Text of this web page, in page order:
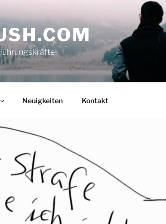
Neuigkeiten Kontakt